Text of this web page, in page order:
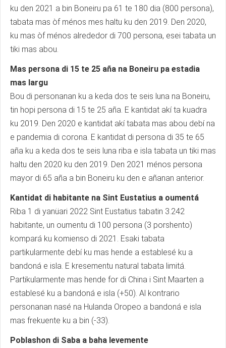
ku den 2021 a bin Boneiru pa 61 te 180 dia (800 persona),
tabata mas òf ménos mes haltu ku den 2019. Den 2020,
ku mas òf ménos alrededor di 700 persona, esei tabata un
tiki mas abou.
Mas persona di 15 te 25 aña na Boneiru pa estadia
mas largu
Bou di personanan ku a keda dos te seis luna na Boneiru,
tin hopi persona di 15 te 25 aña. E kantidat akí ta kuadra
ku 2019. Den 2020 e kantidat akí tabata mas abou debí na
e pandemia di corona. E kantidat di persona di 35 te 65
aña ku a keda dos te seis luna riba e isla tabata un tiki mas
haltu den 2020 ku den 2019. Den 2021 ménos persona
mayor di 65 aña a bin Boneiru ku den e añanan anterior.
Kantidat di habitante na Sint Eustatius a oumentá
Riba 1 di yanüari 2022 Sint Eustatius tabatin 3.242
habitante, un oumentu di 100 persona (3 porshento)
kompará ku komienso di 2021. Esaki tabata
partikularmente debí ku mas hende a establesé ku a
bandoná e isla. E kresementu natural tabata limitá.
Partikularmente mas hende for di China i Sint Maarten a
establesé ku a bandoná e isla (+50). Al kontrario
personanan nasé na Hulanda Oropeo a bandoná e isla
mas frekuente ku a bin (-33).
Poblashon di Saba a baha levemente